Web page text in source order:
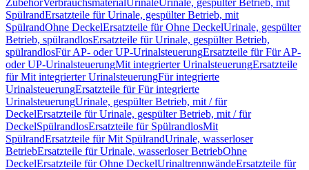
ZubehörVerbrauchsmaterialUrinaleUrinale, gespülter Betrieb, mit
SpülrandErsatzteile für Urinale, gespülter Betrieb, mit
SpülrandOhne DeckelErsatzteile für Ohne DeckelUrinale, gespülter
Betrieb, spülrandlosErsatzteile für Urinale, gespülter Betrieb,
spülrandlosFür AP- oder UP-UrinalsteuerungErsatzteile für Für AP-
oder UP-UrinalsteuerungMit integrierter UrinalsteuerungErsatzteile
für Mit integrierter UrinalsteuerungFür integrierte
UrinalsteuerungErsatzteile für Für integrierte
UrinalsteuerungUrinale, gespülter Betrieb, mit / für
DeckelErsatzteile für Urinale, gespülter Betrieb, mit / für
DeckelSpülrandlosErsatzteile für SpülrandlosMit
SpülrandErsatzteile für Mit SpülrandUrinale, wasserloser
BetriebErsatzteile für Urinale, wasserloser BetriebOhne
DeckelErsatzteile für Ohne DeckelUrinaltrennwändeErsatzteile für